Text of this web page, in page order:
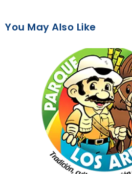
You May Also Like